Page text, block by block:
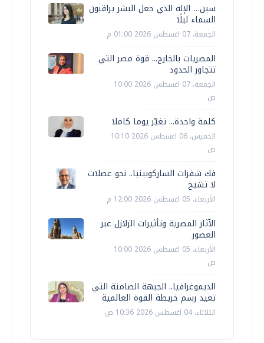
سين… الإله الذي جعل البشر يراقبون
السماء ليلًا
الجمعة، 07 اغسطس 2026 01:00 م
المصريات بالخارج... قوة مصر التي
تتجاوز الحدود
الجمعة، 07 اغسطس 2026 10:00
ص
كلمة واحدة... تغيّر يوما كاملا
الخميس، 06 اغسطس 2026 10:10
ص
فك شفرات الساركوبينيا.. نحو عضلات
لا تشيخ
الأربعاء، 05 اغسطس 2026 12:00 م
الآثار المصرية وتأثيرات الزلازل عبر
العصور
الأربعاء، 05 اغسطس 2026 10:00
ص
الديموغرافيا.. الجبهة الصامتة التي
تعيد رسم خريطة القوة العالمية
الثلاثاء، 04 اغسطس 2026 10:36 ص